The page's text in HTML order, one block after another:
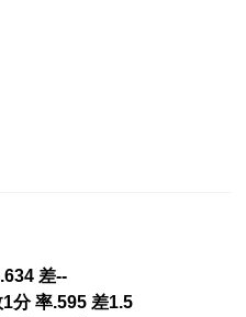
差--
分 率.595 差1.5